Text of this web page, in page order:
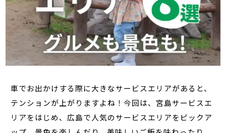
車でお出かけする際に大きなサービスエリアがあると、
テンションが上がりますよね！今回は、宮島サービスエ
リアをはじめ、広島で人気のサービスエリアをピックア